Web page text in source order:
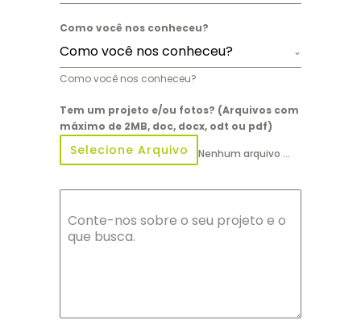
Como você nos conheceu?
Como você nos conheceu?
Como você nos conheceu?
Tem um projeto e/ou fotos? (Arquivos com
máximo de 2MB, doc, docx, odt ou pdf)
Selecione Arquivo Nenhum arquivo selecionado ainda
Conte-nos sobre o seu projeto e o
que busca.